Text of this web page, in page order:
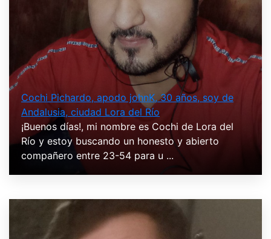
Cochi Pichardo, apodo johnK, 30 años, soy de
Andalusia, ciudad Lora del Río
¡Buenos días!, mi nombre es Cochi de Lora del
Río y estoy buscando un honesto y abierto
compañero entre 23-54 para u ...